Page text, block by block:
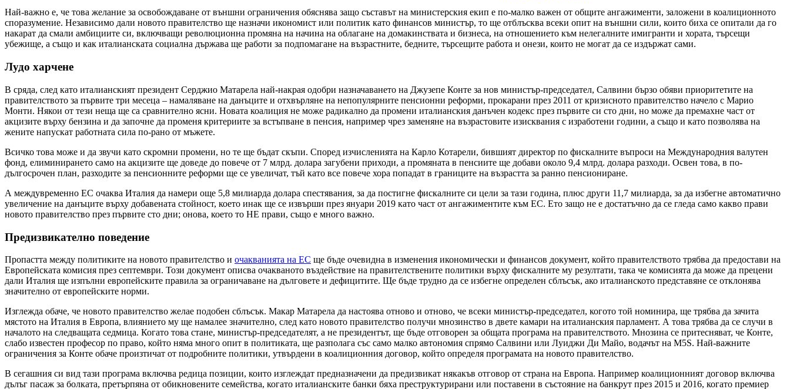
Най-важно е, че това желание за освобождаване от външни ограничения обяснява защо съставът на министерския екип е по-малко важен от общите ангажименти, заложени в коалиционното
споразумение. Независимо дали новото правителство ще назначи икономист или политик като финансов министър, то ще отблъсква всеки опит на външни сили, които биха се опитали да го
накарат да смали амбициите си, включващи революционна промяна на начина на облагане на домакинствата и бизнеса, на отношението към нелегалните имигранти и хората, търсещи
убежище, а също и как италианската социална държава ще работи за подпомагане на възрастните, бедните, търсещите работа и онези, които не могат да се издържат сами.
Лудо харчене
В сряда, след като италианският президент Серджио Матарела най-накрая одобри назначаването на Джузепе Конте за нов министър-председател, Салвини бързо обяви приоритетите на
правителството за първите три месеца – намаляване на данъците и отхвърляне на непопулярните пенсионни реформи, прокарани през 2011 от кризисното правителство начело с Марио
Монти. Някои от тези неща ще са сравнително ясни. Новата коалиция не може радикално да промени италианския данъчен кодекс през първите си сто дни, но може да премахне част от
акцизите върху бензина и да започне да променя критериите за встъпване в пенсия, например чрез заменяне на възрастовите изисквания с изработени години, а също и като позволява на
жените напускат работната сила по-рано от мъжете.
Всичко това може и да звучи като скромни промени, но те ще бъдат скъпи. Според изчисленията на Карло Котарели, бившият директор по фискалните въпроси на Международния валутен
фонд, елиминирането само на акцизите ще доведе до повече от 7 млрд. долара загубени приходи, а промяната в пенсиите ще добави около 9,4 млрд. долара разходи. Освен това, в по-
дългосрочен план, разходите за пенсионните реформи ще се увеличат, тъй като все повече хора попадат в границите на възрастта за ранно пенсиониране.
А междувременно ЕС очаква Италия да намери още 5,8 милиарда долара спестявания, за да постигне фискалните си цели за тази година, плюс други 11,7 милиарда, за да избегне автоматично
увеличение на данъците върху добавената стойност, което инак ще се извърши през януари 2019 като част от ангажиментите към ЕС. Ето защо не е достатъчно да се гледа само какво прави
новото правителство през първите сто дни; онова, което то НЕ прави, също е много важно.
Предизвикателно поведение
Пропастта между политиките на новото правителство и очакванията на ЕС ще бъде очевидна в изменения икономически и финансов документ, който правителството трябва да предостави на
Европейската комисия през септември. Този документ описва очакваното въздействие на правителствените политики върху фискалните му резултати, така че комисията да може да прецени
дали Италия ще изпълни европейските правила за ограничаване на дълговете и дефицитите. Ще бъде трудно да се избегне определен сблъсък, ако италианското представяне се отклонява
значително от европейските норми.
Изглежда обаче, че новото правителство желае подобен сблъсък. Макар Матарела да настоява отново и отново, че всеки министър-председател, когото той номинира, ще трябва да зачита
мястото на Италия в Европа, влиянието му ще намалее значително, след като новото правителство получи мнозинство в двете камари на италианския парламент. А това трябва да се случи в
началото на следващата седмица. Когато това стане, министър-председателят, а не президентът, ще бъде отговорен за общата програма на правителството. Мнозина се притесняват, че Конте,
слабо известен професор по право, който няма много опит в политиката, ще разполага със само малко автономия спрямо Салвини или Луиджи Ди Майо, водачът на M5S. Най-важните
ограничения за Конте обаче произтичат от подробните политики, утвърдени в коалиционния договор, който определя програмата на новото правителство.
В сегашния си вид тази програма включва редица позиции, които изглеждат предназначени да предизвикат някакъв отговор от страна на Европа. Например коалиционният договор включва
дълъг пасаж за болката, претърпяна от обикновените семейства, когато италианските банки бяха преструктурирани или поставени в състояние на банкрут през 2015 и 2016, когато премиер